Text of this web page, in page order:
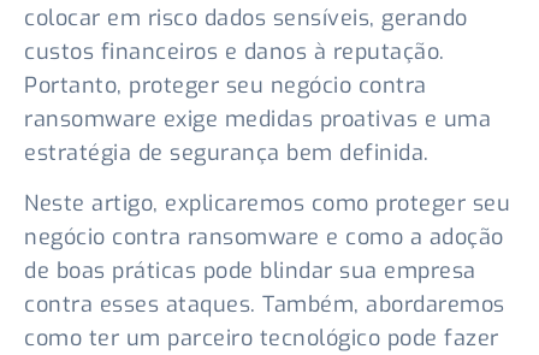
colocar em risco dados sensíveis, gerando
custos financeiros e danos à reputação.
Portanto, proteger seu negócio contra
ransomware exige medidas proativas e uma
estratégia de segurança bem definida.
Neste artigo, explicaremos como proteger seu
negócio contra ransomware e como a adoção
de boas práticas pode blindar sua empresa
contra esses ataques. Também, abordaremos
como ter um parceiro tecnológico pode fazer